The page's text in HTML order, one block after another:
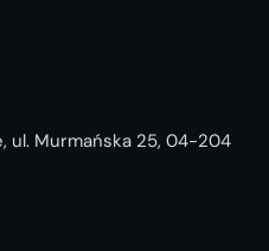
ul. Murmańska 25, 04-204